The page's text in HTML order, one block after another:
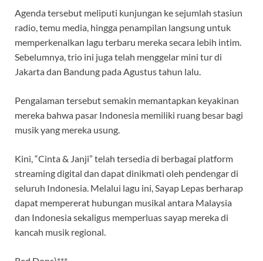
Agenda tersebut meliputi kunjungan ke sejumlah stasiun
radio, temu media, hingga penampilan langsung untuk
memperkenalkan lagu terbaru mereka secara lebih intim.
Sebelumnya, trio ini juga telah menggelar mini tur di
Jakarta dan Bandung pada Agustus tahun lalu.
Pengalaman tersebut semakin memantapkan keyakinan
mereka bahwa pasar Indonesia memiliki ruang besar bagi
musik yang mereka usung.
Kini, “Cinta & Janji” telah tersedia di berbagai platform
streaming digital dan dapat dinikmati oleh pendengar di
seluruh Indonesia. Melalui lagu ini, Sayap Lepas berharap
dapat mempererat hubungan musikal antara Malaysia
dan Indonesia sekaligus memperluas sayap mereka di
kancah musik regional.